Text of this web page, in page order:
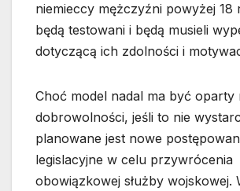
niemieccy mężczyźni powyżej 18
będą testowani i będą musieli
dotyczącą ich zdolności i
Choć model nadal ma być oparty
dobrowolności, jeśli to nie
planowane jest nowe
legislacyjne w celu przywrócenia
obowiązkowej służby wojskowej.